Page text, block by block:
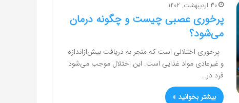
30 اردیبهشت, 1402
پرخوری عصبی چیست و چگونه درمان
می‌شود؟
پرخوری اختلالی است که منجر به دریافت بیش‌ازاندازه
و غیرعادی مواد غذایی است. این اختلال موجب می‌شود
فرد در…
بیشتر بخوانید »